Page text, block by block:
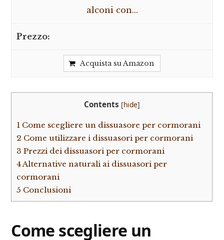
alconi con...
Acquista su Amazon
Contents [hide]
1 Come scegliere un dissuasore per cormorani
2 Come utilizzare i dissuasori per cormorani
3 Prezzi dei dissuasori per cormorani
4Alternative naturali ai dissuasori per
cormorani
5 Conclusioni
Come scegliere un